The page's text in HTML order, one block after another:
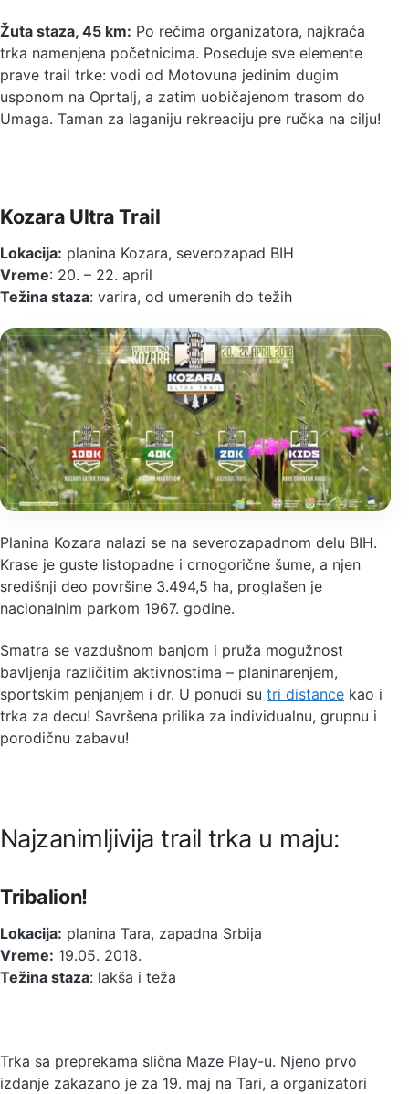
Žuta staza, 45 km: Po rečima organizatora, najkraća
trka namenjena početnicima. Poseduje sve elemente
prave trail trke: vodi od Motovuna jedinim dugim
usponom na Oprtalj, a zatim uobičajenom trasom do
Umaga. Taman za laganiju rekreaciju pre ručka na cilju!
Kozara Ultra Trail
Lokacija: planina Kozara, severozapad BIH
Vreme: 20. – 22. april
Težina staza: varira, od umerenih do težih
Planina Kozara nalazi se na severozapadnom delu BIH.
Krase je guste listopadne i crnogorične šume, a njen
središnji deo površine 3.494,5 ha, proglašen je
nacionalnim parkom 1967. godine.
Smatra se vazdušnom banjom i pruža mogužnost
bavljenja različitim aktivnostima – planinarenjem,
sportskim penjanjem i dr. U ponudi su tri distance kao i
trka za decu! Savršena prilika za individualnu, grupnu i
porodičnu zabavu!
Najzanimljivija trail trka u maju:
Tribalion!
Lokacija: planina Tara, zapadna Srbija
Vreme: 19.05. 2018.
Težina staza: lakša i teža
Trka sa preprekama slična Maze Play-u. Njeno prvo
izdanje zakazano je za 19. maj na Tari, a organizatori